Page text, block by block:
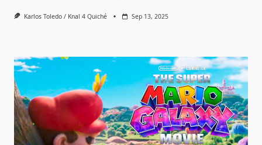
Karlos Toledo / Knal 4 Quiché Sep 13, 2025